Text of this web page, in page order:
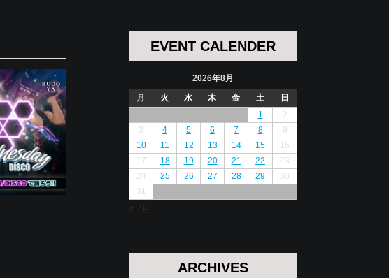
EVENT CALENDER
2026年8月
月
火 水 木 金 土
日
1
2
3
4 5 6 7 8
9
10
11 12 13 14 15
16
17
18 19 20 21 22
23
24
25 26 27 28 29
30
31
« 7月
ARCHIVES